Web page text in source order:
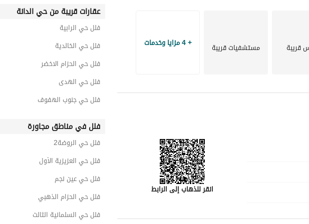
قريبة مستشفيات قريبة + 4 مزايا وخدمات
انقر للذهاب إلى الرابط
عقارات قريبة من حي الدانة
فلل حي الرابية
فلل حي الخالدية
فلل حي الحزام الاخضر
فلل حي الهدى
فلل حي جنوب الهفوف
فلل في مناطق مجاورة
فلل حي الروضة2
فلل حي العزيزية الأول
فلل حي عين نجم
فلل حي الحزام الذهبي
فلل حي السلمانية الثالث